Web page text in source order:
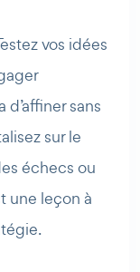
vos idées
sans
sur le
échecs ou
une leçon à